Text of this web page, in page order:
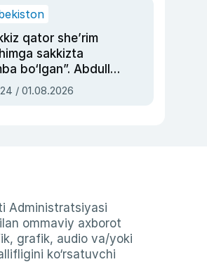
qator she’rim
sakkizta
bo‘lgan”. Abdulla
siyosiy
asrab
/ 01.08.2026
Administratsiyasi
ommaviy axborot
grafik, audio va/yoki
ko‘rsatuvchi